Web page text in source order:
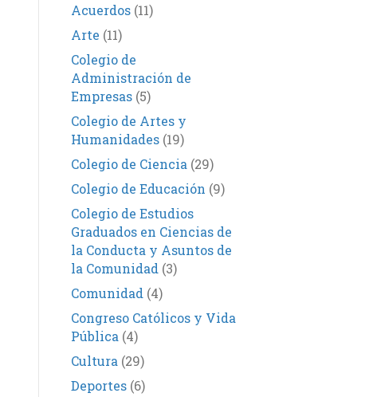
Acuerdos(11)
Arte (11)
Colegio de
Administración de
Empresas(5)
Colegio de Artes y
Humanidades(19)
Colegio de Ciencia (29)
Colegio de Educación (9)
Colegio de Estudios
Graduados en Ciencias de
la Conducta y Asuntos de
la Comunidad (3)
Comunidad (4)
Congreso Católicos y Vida
Pública (4)
Cultura (29)
Deportes(6)